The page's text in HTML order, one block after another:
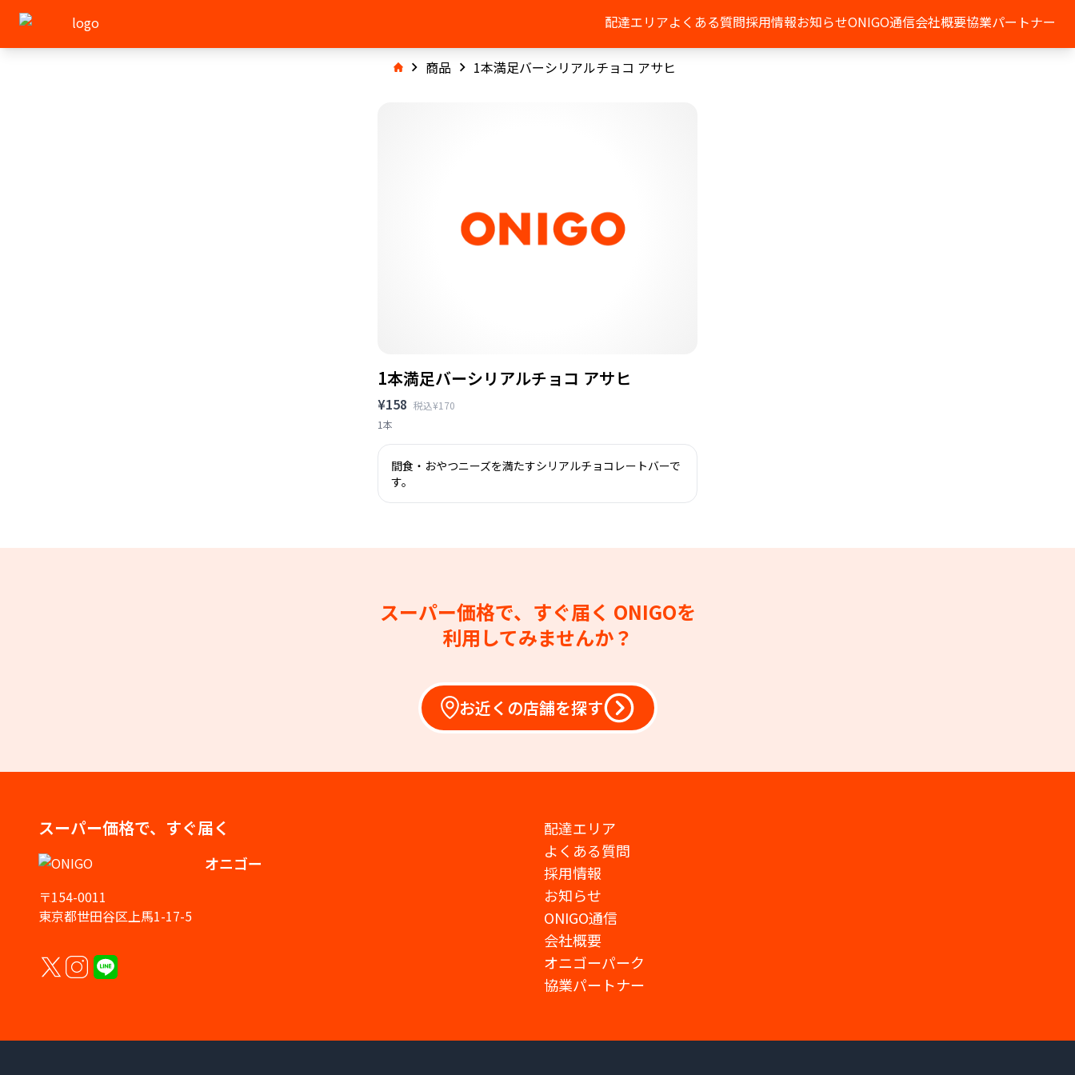
配達エリアよくある質問採用情報お知らせONIGO通信会社概要協業パートナー
商品 1本満足バーシリアルチョコ アサヒ
1本満足バーシリアルチョコ アサヒ
¥158 税込¥170
1本
間食・おやつニーズを満たすシリアルチョコレートバーで
す。
スーパー価格で、すぐ届く ONIGOを
利用してみませんか？
お近くの店舗を探す
スーパー価格で、すぐ届く
オニゴー
〒154-0011
東京都世田谷区上馬1-17-5
配達エリア
よくある質問
採用情報
お知らせ
ONIGO通信
会社概要
オニゴーパーク
協業パートナー